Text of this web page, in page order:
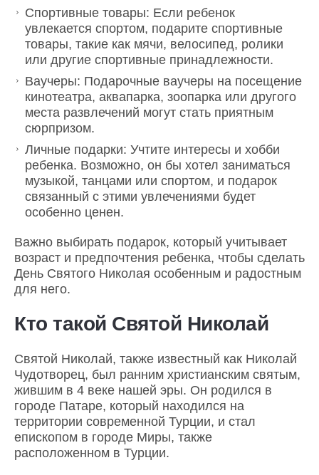
Спортивные товары: Если ребенок
увлекается спортом, подарите спортивные
товары, такие как мячи, велосипед, ролики
или другие спортивные принадлежности.
Ваучеры: Подарочные ваучеры на посещение
кинотеатра, аквапарка, зоопарка или другого
места развлечений могут стать приятным
сюрпризом.
Личные подарки: Учтите интересы и хобби
ребенка. Возможно, он бы хотел заниматься
музыкой, танцами или спортом, и подарок
связанный с этими увлечениями будет
особенно ценен.
Важно выбирать подарок, который учитывает
возраст и предпочтения ребенка, чтобы сделать
День Святого Николая особенным и радостным
для него.
Кто такой Святой Николай
Святой Николай, также известный как Николай
Чудотворец, был ранним христианским святым,
жившим в 4 веке нашей эры. Он родился в
городе Патаре, который находился на
территории современной Турции, и стал
епископом в городе Миры, также
расположенном в Турции.